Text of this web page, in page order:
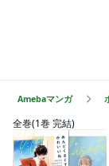
Amebaマンガ
全巻(1巻 完結)